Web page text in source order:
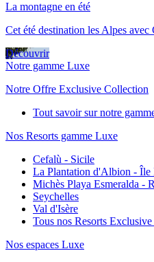
La montagne en été
Cet été destination les Alpes avec
Découvrir
Notre gamme Luxe
Notre Offre Exclusive Collection
Tout savoir sur notre
Nos Resorts gamme Luxe
Cefalù - Sicile
La Plantation d'Albion - Île
Michès Playa Esmeralda -
Seychelles
Val d'Isère
Tous nos Resorts
Nos espaces Luxe